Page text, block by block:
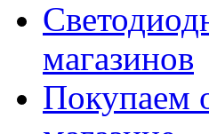
магазинов
Покупаем